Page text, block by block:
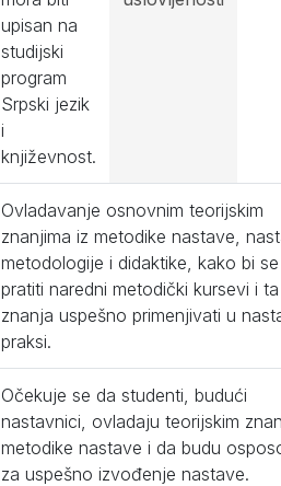
upisan na
studijski
program
Srpski jezik
i
književnost.
Ovladavanje osnovnim teorijskim
znanjima iz metodike nastave,
metodologije i didaktike, kako bi
pratiti naredni metodički kursevi i ta
znanja uspešno primenjivati u
praksi.
Očekuje se da studenti, budući
nastavnici, ovladaju teorijskim
metodike nastave i da budu
za uspešno izvođenje nastave.